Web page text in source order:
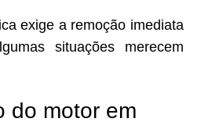
exige a remoção imediata
situações merecem
do motor em